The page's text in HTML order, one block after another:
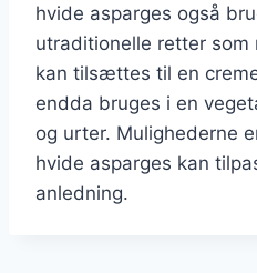
hvide asparges også
utraditionelle retter som
kan tilsættes til en
endda bruges i en
og urter. Mulighederne
hvide asparges kan
anledning.